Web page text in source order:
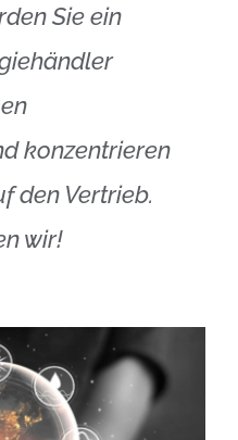
Sie ein
konzentrieren
den Vertrieb.
wir!